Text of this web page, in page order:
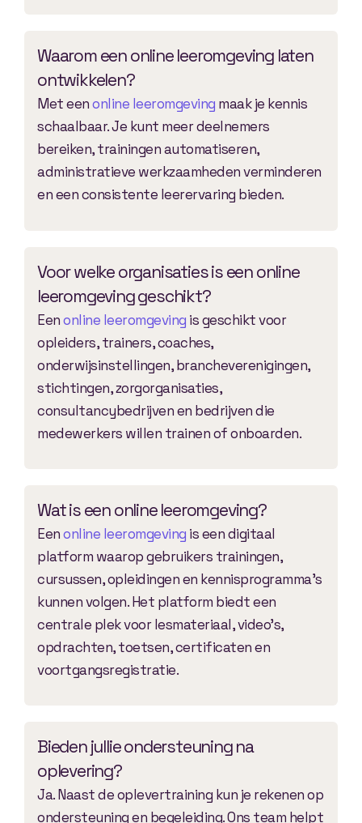
Waarom een online leeromgeving laten
ontwikkelen?
Met eenonline leeromgeving maak je kennis
schaalbaar. Je kunt meer deelnemers
bereiken, trainingen automatiseren,
administratieve werkzaamheden verminderen
en een consistente leerervaring bieden.
Voor welke organisaties is een online
leeromgeving geschikt?
Eenonline leeromgeving is geschikt voor
opleiders, trainers, coaches,
onderwijsinstellingen, brancheverenigingen,
stichtingen, zorgorganisaties,
consultancybedrijven en bedrijven die
medewerkers willen trainen of onboarden.
Wat is een online leeromgeving?
Eenonline leeromgeving is een digitaal
platform waarop gebruikers trainingen,
cursussen, opleidingen en kennisprogramma’s
kunnen volgen. Het platform biedt een
centrale plek voor lesmateriaal, video’s,
opdrachten, toetsen, certificaten en
voortgangsregistratie.
Bieden jullie ondersteuning na
oplevering?
Ja. Naast de oplevertraining kun je rekenen op
ondersteuning en begeleiding. Ons team helpt